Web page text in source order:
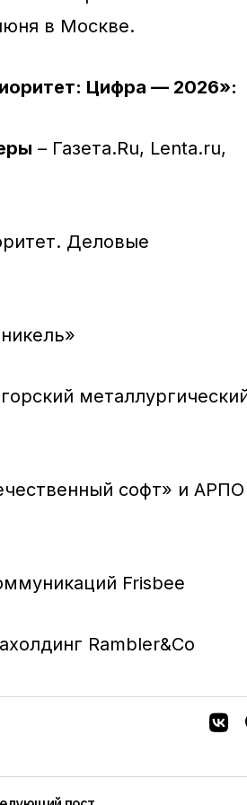
в Москве.
Цифра — 2026»:
– Газета.Ru, Lenta.ru,
Деловые
софт» и АРПО
Frisbee
Rambler&Co